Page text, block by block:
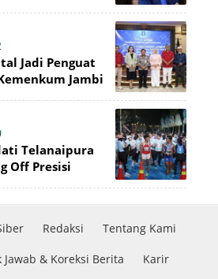
Jadi Penguat
Jambi
Telanaipura
Off Presisi
Redaksi Tentang Kami
Jawab & Koreksi Berita Karir